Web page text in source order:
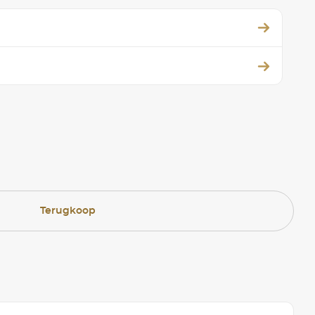
Terugkoop